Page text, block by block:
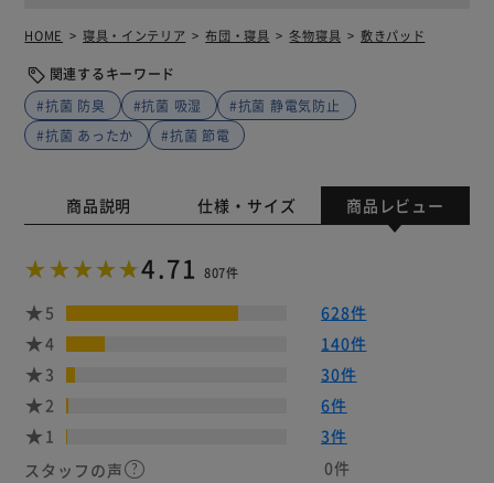
HOME 寝具・インテリア 布団・寝具 冬物寝具 敷きパッド
関連するキーワード
#抗菌 防臭
#抗菌 吸湿
#抗菌 静電気防止
#抗菌 あったか
#抗菌 節電
商品説明 仕様・サイズ 商品レビュー
4.71 807件
5
628件
4
140件
3
30件
2
6件
1
3件
スタッフの声
0件